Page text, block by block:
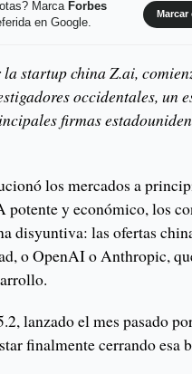
Marca Forbes
en Google.
startup china Z.ai,
occidentales, un
firmas
los mercados a
potente y económico, los
disyuntiva: las ofertas
o OpenAI o Anthropic,
lanzado el mes pasado
finalmente cerrando esa